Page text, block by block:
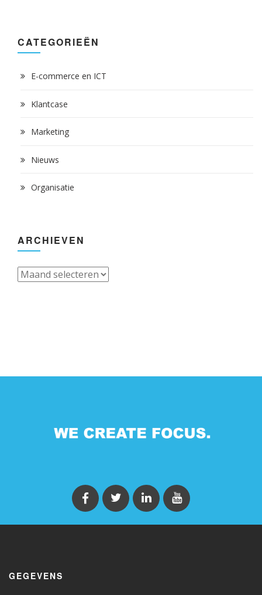
CATEGORIEËN
E-commerce en ICT
Klantcase
Marketing
Nieuws
Organisatie
ARCHIEVEN
Archieven
GEGEVENS